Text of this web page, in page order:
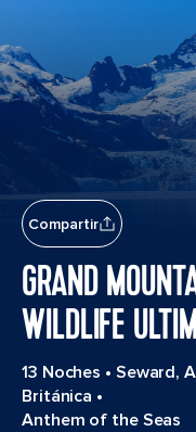
Compartir
GRAND
WILDLIFE
13 Noches • Seward,
Británica •
Anthem of the Seas